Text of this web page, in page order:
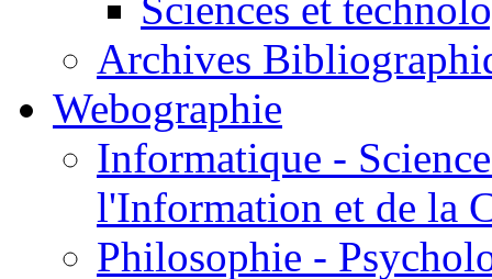
Sciences et
Archives
Webographie
Informatique -
l'Information et de la
Philosophie -